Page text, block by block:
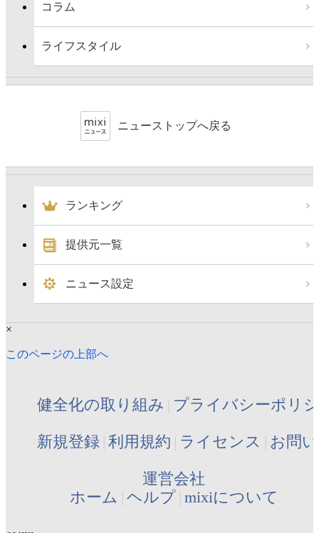
コラム
ライフスタイル
ニューストップへ戻る
ランキング
提供元一覧
ニュース設定
×
このページの上部へ
健全化の取り組み プライバシーポリ
新規登録 利用規約 ライセンス お問
運営会社
ホーム ヘルプ mixiについて